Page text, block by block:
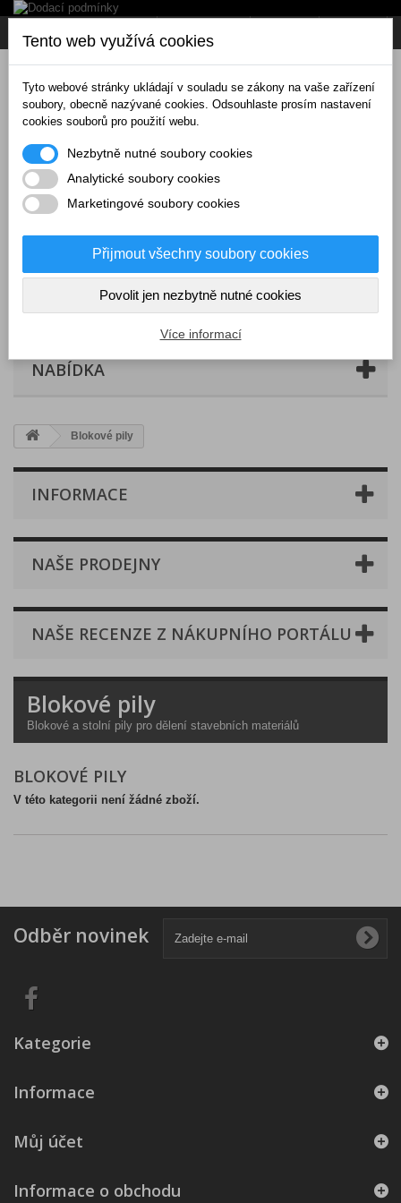
Košík (prázdný)
NABÍDKA
Blokové pily
INFORMACE
NAŠE PRODEJNY
NAŠE RECENZE Z NÁKUPNÍHO PORTÁLU
Blokové pily
Blokové a stolní pily pro dělení stavebních materiálů
BLOKOVÉ PILY
V této kategorii není žádné zboží.
Odběr novinek
Kategorie
Informace
Můj účet
Informace o obchodu
Tento web využívá cookies
Tyto webové stránky ukládají v souladu se zákony na vaše zařízení
soubory, obecně nazývané cookies. Odsouhlaste prosím nastavení
cookies souborů pro použití webu.
Nezbytně nutné soubory cookies
Analytické soubory cookies
Marketingové soubory cookies
Přijmout všechny soubory cookies
Povolit jen nezbytně nutné cookies
Více informací